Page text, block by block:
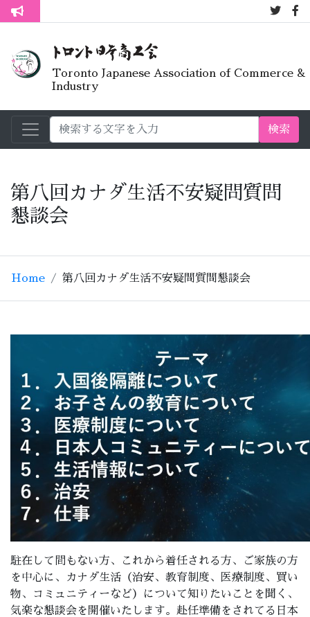
トロント生活不安疑問質問懇談会
7月オープンラ
Toronto Japanese Association of Commerce &
Industry
検索
第八回カナダ生活不安疑問質問
懇談会
Home 第八回カナダ生活不安疑問質問懇談会
駐在して間もない方、これから着任される方、ご家族の方
を中心に、カナダ生活（治安、教育制度、医療制度、買い
物、コミュニティーなど）について知りたいことを聞く、
気楽な懇談会を開催いたします。赴任準備をされてる日本